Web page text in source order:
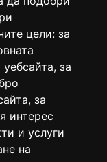
цели: за
, за
, за
интерес
и услуги
на